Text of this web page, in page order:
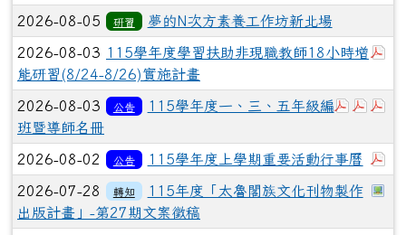
2026-08-05 研習 夢的N次方素養工作坊新北場
2026-08-03 115學年度學習扶助非現職教師18小時增
能研習(8/24-8/26)實施計畫
下載：
下載
2026-08-03 公告
115學年度一、三、五年級編
班暨導師名冊
2026-08-02 公告 115學年度上學期重要活動行事曆
2026-07-28 轉知
115年度「太魯閣族文化刊物製作
出版計畫」-第27期文案徵稿